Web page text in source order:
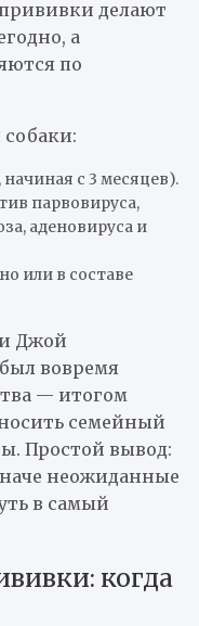
делают
а
по
с 3 месяцев).
парвовируса,
аденовируса и
или в составе
Джой
вовремя
— итогом
семейный
Простой вывод:
неожиданные
в самый
когда